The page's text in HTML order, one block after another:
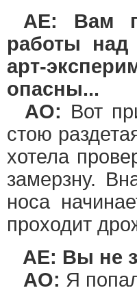
AE: Вам
работы
арт-
опасны...
АО: Вот
стою
хотела
замерзну.
носа
проходит
AE: Вы не
АО: Я